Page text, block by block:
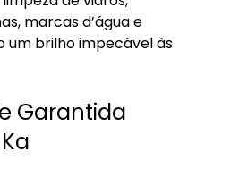
marcas d’água e
um brilho impecável às
Garantida